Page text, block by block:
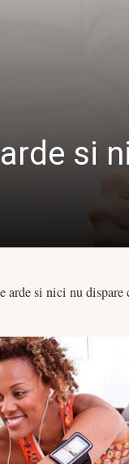
si
arde si nici nu dispare